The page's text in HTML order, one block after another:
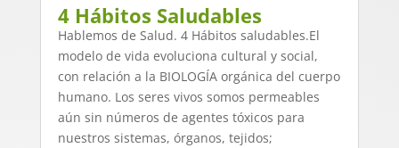
4 Hábitos Saludables
Hablemos de Salud. 4 Hábitos saludables.El
modelo de vida evoluciona cultural y social,
con relación a la BIOLOGÍA orgánica del cuerpo
humano. Los seres vivos somos permeables
aún sin números de agentes tóxicos para
nuestros sistemas, órganos, tejidos;